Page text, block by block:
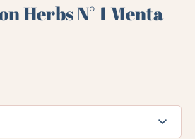
Herbs N° 1 Menta